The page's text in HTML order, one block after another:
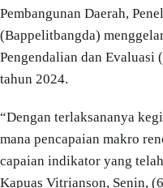
Pembangunan Daerah,
(Bappelitbangda)
Pengendalian dan
tahun 2024.
“Dengan terlaksananya
mana pencapaian makro
capaian indikator yang
Kapuas Vitrianson, Senin,